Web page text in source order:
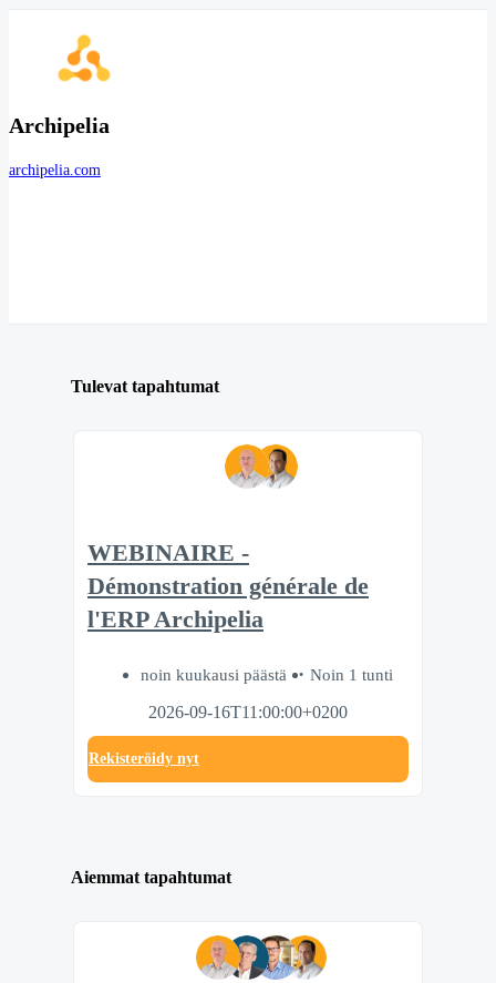
Archipelia
archipelia.com
Tulevat tapahtumat
WEBINAIRE -
Démonstration générale de
l'ERP Archipelia
noin kuukausi päästä
Noin 1 tunti
2026-09-16T11:00:00+0200
Rekisteröidy nyt
Aiemmat tapahtumat